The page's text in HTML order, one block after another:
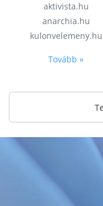
aktivista.hu
anarchia.hu
kulonvelemeny.hu
Tovább »